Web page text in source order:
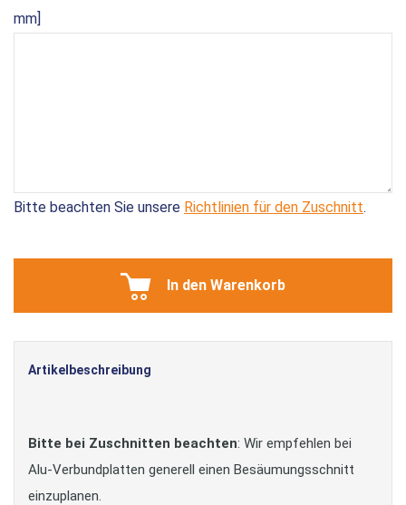
mm]
Bitte beachten Sie unsere Richtlinien für den Zuschnitt.
In den Warenkorb
Artikelbeschreibung
Bitte bei Zuschnitten beachten: Wir empfehlen bei
Alu-Verbundplatten generell einen Besäumungsschnitt
einzuplanen.